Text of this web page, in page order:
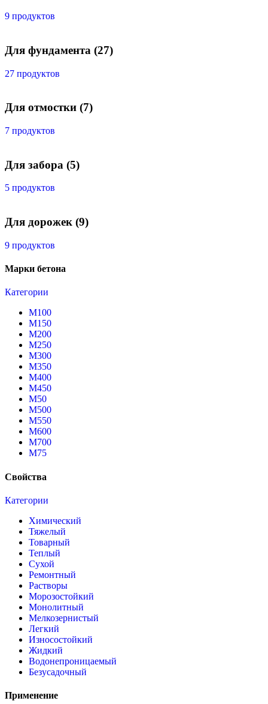
9 продуктов
Для фундамента (27)
27 продуктов
Для отмостки (7)
7 продуктов
Для забора (5)
5 продуктов
Для дорожек (9)
9 продуктов
Марки бетона
Категории
М100
М150
М200
М250
М300
М350
М400
М450
М50
М500
М550
М600
М700
М75
Свойства
Категории
Химический
Тяжелый
Товарный
Теплый
Сухой
Ремонтный
Растворы
Морозостойкий
Монолитный
Мелкозернистый
Легкий
Износостойкий
Жидкий
Водонепроницаемый
Безусадочный
Применение